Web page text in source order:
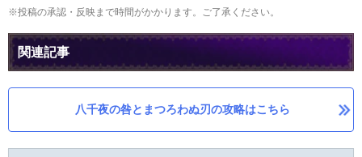
※投稿の承認・反映まで時間がかかります。ご了承ください。
関連記事
八千夜の咎とまつろわぬ刃の攻略はこちら